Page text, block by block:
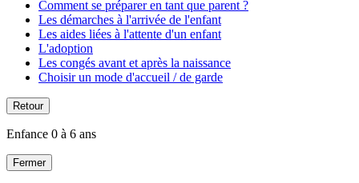
Comment se préparer en tant que parent ?
Les démarches à l'arrivée de l'enfant
Les aides liées à l'attente d'un enfant
L'adoption
Les congés avant et après la naissance
Choisir un mode d'accueil / de garde
Retour
Enfance 0 à 6 ans
Fermer